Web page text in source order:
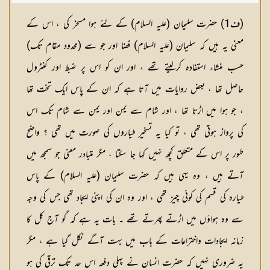
(ف1 ) حضرت سلیمان (علیہ السلام) کے لئے ہوا مسخر کی ، اس کے
معنی یہ ہیں کہ سلیمان (علیہ السلام) فضا اور جو سے (محدود مقام تک)
حسب منشاء استفادہ کرلیتے تھے ، اور ان کو اس پر ضبط اور کنٹرول
حاصل تھا ، بعض روایات میں آتا ہے کہ ان کے پاس ایک تخت تھا
، جو ہوا میں اڑتا تھا ، اور شام سے یمن اور یمن سے شام تک اس
کی پرواز ہوتی تھی ، تو کیا یہ تسخیر طیاروں کی صورت میں تھی ؟ واضح
طور پر اس کے متعلق کچھ نہیں کہا جا سکتا ، مگر متبادر معنی جو سمجھ میں
آتے ہیں ، وہ یہی ہیں کہ حضرت سلیمان (علیہ السلام) کے پاس
طیارہ کی قسم کی کوئی چیز تھی ، اور وہ ان کی اپنی ایجاد تھی جس کی وجہ
سے وہ ہواؤں میں اڑتے پھرتے تھے ۔ بات یہ ہے کہ گو آج کل کا
زمانہ ایجادات واختراعات کے باب میں بہت آگے نکل گیا ہے ، مگر
یہ ضروری نہیں کہ حضرت انسان نے پہلی دفعہ اس حد تک ترقی کی ہو